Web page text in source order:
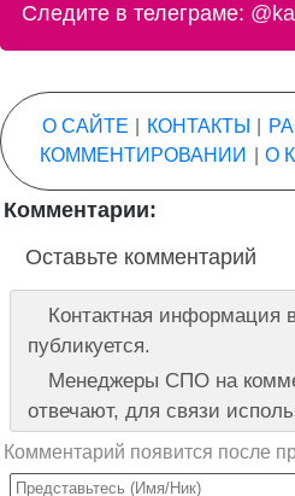
Следите в телеграме:
О САЙТЕ КОНТАКТЫ
КОММЕНТИРОВАНИИ
О
Комментарии:
Оставьте комментарий
Контактная информация
публикуется.
Менеджеры СПО на
отвечают, для связи
Комментарий появится после